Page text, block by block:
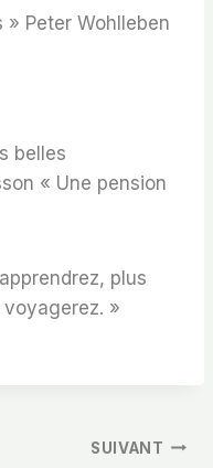
Peter Wohlleben
belles
« Une pension
plus
»
SUIVANT